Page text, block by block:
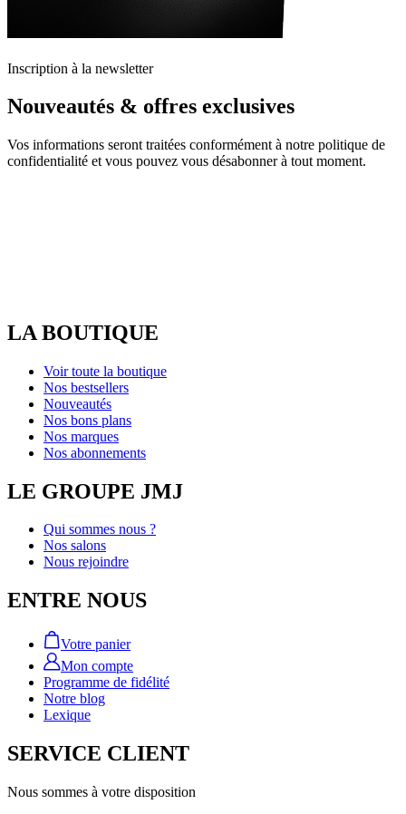
Inscription à la newsletter
Nouveautés & offres exclusives
Vos informations seront traitées conformément à notre politique de
confidentialité et vous pouvez vous désabonner à tout moment.
LA BOUTIQUE
Voir toute la boutique
Nos bestsellers
Nouveautés
Nos bons plans
Nos marques
Nos abonnements
LE GROUPE JMJ
Qui sommes nous ?
Nos salons
Nous rejoindre
ENTRE NOUS
Votre panier
Mon compte
Programme de fidélité
Notre blog
Lexique
SERVICE CLIENT
Nous sommes à votre disposition